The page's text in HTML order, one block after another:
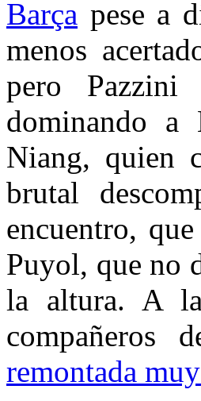
Barça pese a
menos
pero
dominando a
Niang, quien
brutal
encuentro,
Puyol, que no
la altura. A
compañeros
remontada